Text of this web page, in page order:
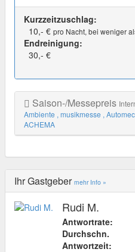
Kurzzeitzuschlag:
10,- € pro Nacht, bei weniger
Endreinigung:
30,- €
Saison-/Messepreis
Ambiente , musikmesse ,
ACHEMA
Ihr Gastgeber mehr Info »
Rudi M.
Antwortrate:
Durchschn.
Antwortzeit: